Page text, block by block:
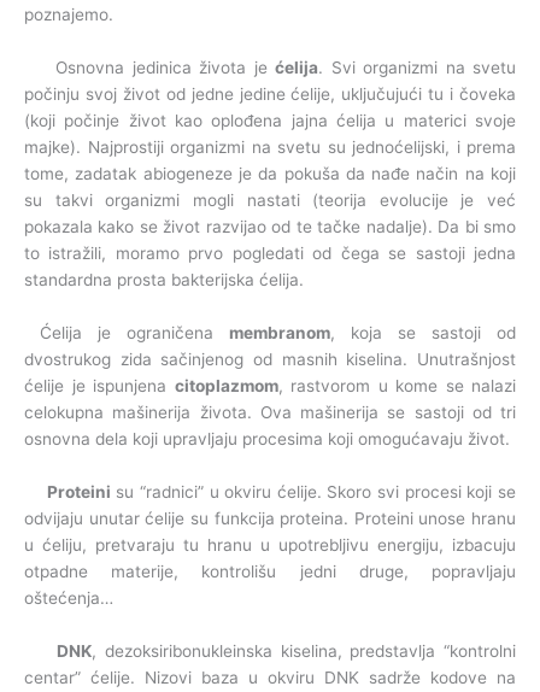
poznajemo.
Osnovna jedinica života je ćelija. Svi organizmi na svetu
počinju svoj život od jedne jedine ćelije, uključujući tu i čoveka
(koji počinje život kao oplođena jajna ćelija u materici svoje
majke). Najprostiji organizmi na svetu su jednoćelijski, i prema
tome, zadatak abiogeneze je da pokuša da nađe način na koji
su takvi organizmi mogli nastati (teorija evolucije je već
pokazala kako se život razvijao od te tačke nadalje). Da bi smo
to istražili, moramo prvo pogledati od čega se sastoji jedna
standardna prosta bakterijska ćelija.
Ćelija je ograničena membranom, koja se sastoji od
dvostrukog zida sačinjenog od masnih kiselina. Unutrašnjost
ćelije je ispunjena citoplazmom, rastvorom u kome se nalazi
celokupna mašinerija života. Ova mašinerija se sastoji od tri
osnovna dela koji upravljaju procesima koji omogućavaju život.
Proteini su “radnici” u okviru ćelije. Skoro svi procesi koji se
odvijaju unutar ćelije su funkcija proteina. Proteini unose hranu
u ćeliju, pretvaraju tu hranu u upotrebljivu energiju, izbacuju
otpadne materije, kontrolišu jedni druge, popravljaju
oštećenja…
DNK, dezoksiribonukleinska kiselina, predstavlja “kontrolni
centar” ćelije. Nizovi baza u okviru DNK sadrže kodove na